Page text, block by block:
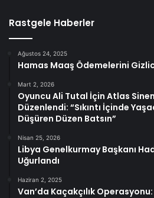
Rastgele Haberler
Ağustos 24, 2025
Hamas Maaş Ödemelerini
Mart 2, 2026
Oyuncu Ali Tutal İçin Atlas
Düzenlendi: “Sıkıntı İçinde
Düşüren Düzen Batsın”
Nisan 25, 2026
Libya Genelkurmay Başkanı
Uğurlandı
Haziran 2, 2025
Van’da Kaçakçılık Operasyonu: